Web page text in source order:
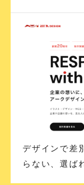
デザインで差
らない、選ば